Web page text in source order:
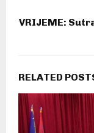
VRIJEME:
RELATED